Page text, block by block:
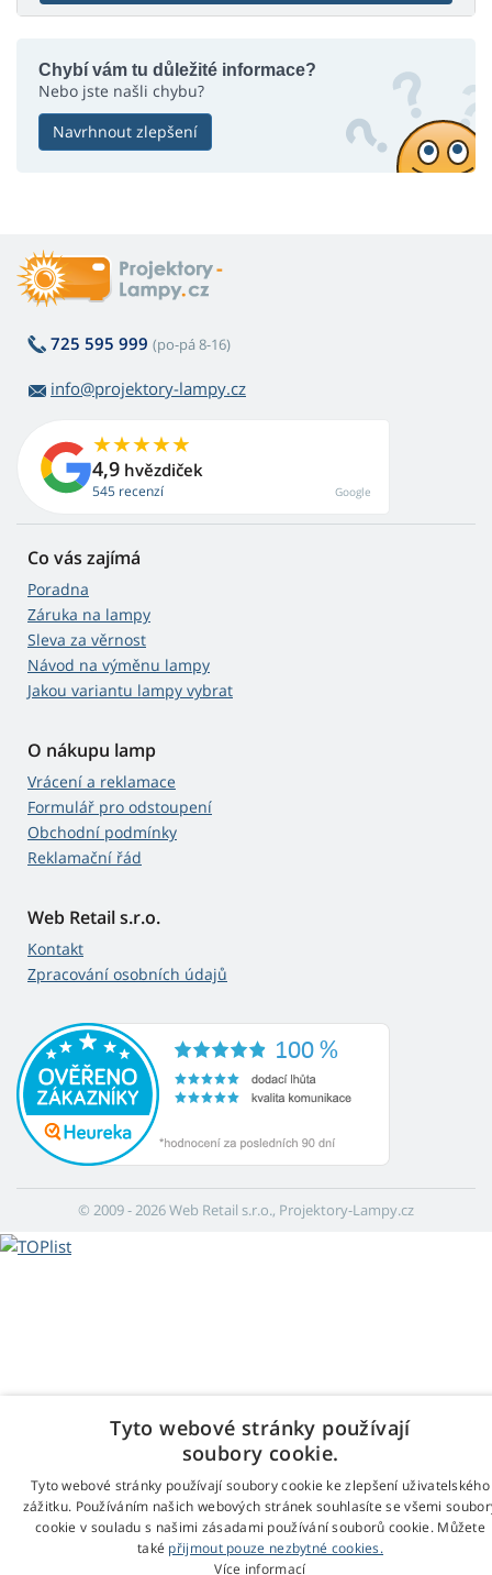
Chybí vám tu důležité informace?
Nebo jste našli chybu?
Navrhnout zlepšení
725 595 999 (po-pá 8-16)
info@projektory-lampy.cz
4,9 hvězdiček
545 recenzí Google
Co vás zajímá
Poradna
Záruka na lampy
Sleva za věrnost
Návod na výměnu lampy
Jakou variantu lampy vybrat
O nákupu lamp
Vrácení a reklamace
Formulář pro odstoupení
Obchodní podmínky
Reklamační řád
Web Retail s.r.o.
Kontakt
Zpracování osobních údajů
© 2009 - 2026 Web Retail s.r.o., Projektory-Lampy.cz
Tyto webové stránky používají
soubory cookie.
Tyto webové stránky používají soubory cookie ke zlepšení uživatelského
zážitku. Používáním našich webových stránek souhlasíte se všemi
cookie v souladu s našimi zásadami používání souborů cookie. Můžete
také přijmout pouze nezbytné cookies.
Více informací